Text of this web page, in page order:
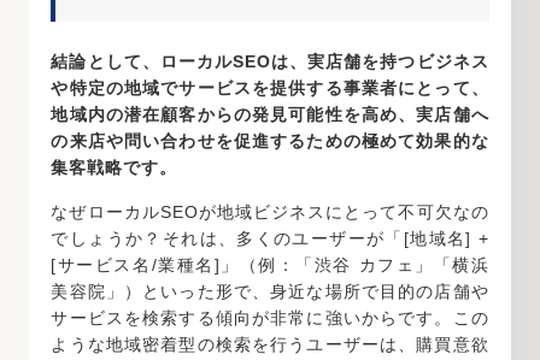
結論として、ローカルSEOは、実店舗を持つビジネス
や特定の地域でサービスを提供する事業者にとって、
地域内の潜在顧客からの発見可能性を高め、実店舗へ
の来店や問い合わせを促進するための極めて効果的な
集客戦略です。
なぜローカルSEOが地域ビジネスにとって不可欠なの
でしょうか？それは、多くのユーザーが「[地域名] +
[サービス名/業種名]」（例：「渋谷 カフェ」「横浜
美容院」）といった形で、身近な場所で目的の店舗や
サービスを検索する傾向が非常に強いからです。この
ような地域密着型の検索を行うユーザーは、購買意欲